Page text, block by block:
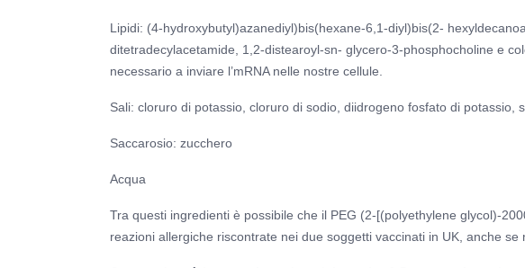
Lipidi: (4-hydroxybutyl)azanediyl)bis(hexane-6,1-diyl)bis(2-
ditetradecylacetamide, 1,2-distearoyl-sn- glycero-3-phosphocholine e
necessario a inviare l’mRNA nelle nostre cellule.
Sali: cloruro di potassio, cloruro di sodio, diidrogeno fosfato di potassio,
Saccarosio: zucchero
Acqua
Tra questi ingredienti è possibile che il PEG (2-[(polyethylene glycol)-
reazioni allergiche riscontrate nei due soggetti vaccinati in UK, anche se